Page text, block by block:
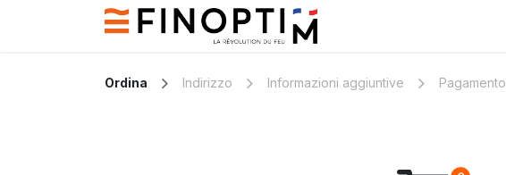
Passa al contenuto
Ordina Indirizzo Informazioni aggiuntive Pagamento